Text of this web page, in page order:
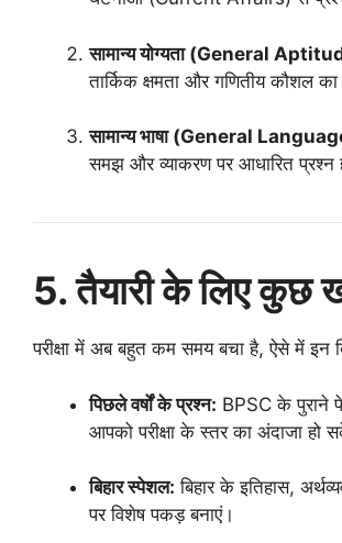
सामान्य योग्यता (General
तार्किक क्षमता और गणितीय कौशल का
सामान्य भाषा (General
समझ और व्याकरण पर आधारित प्रश्न
5. तैयारी के लिए कुछ
परीक्षा में अब बहुत कम समय बचा है, ऐसे में इन
पिछले वर्षों के प्रश्न: BPSC के पुराने
आपको परीक्षा के स्तर का अंदाजा हो
बिहार स्पेशल: बिहार के इतिहास,
पर विशेष पकड़ बनाएं।